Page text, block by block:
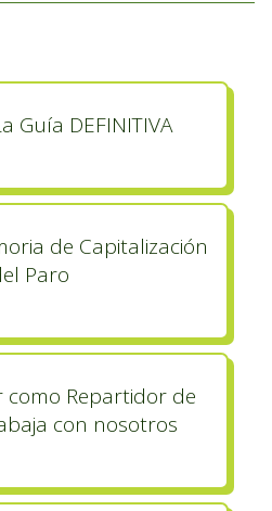
Guía DEFINITIVA
de Capitalización
Paro
como Repartidor de
con nosotros